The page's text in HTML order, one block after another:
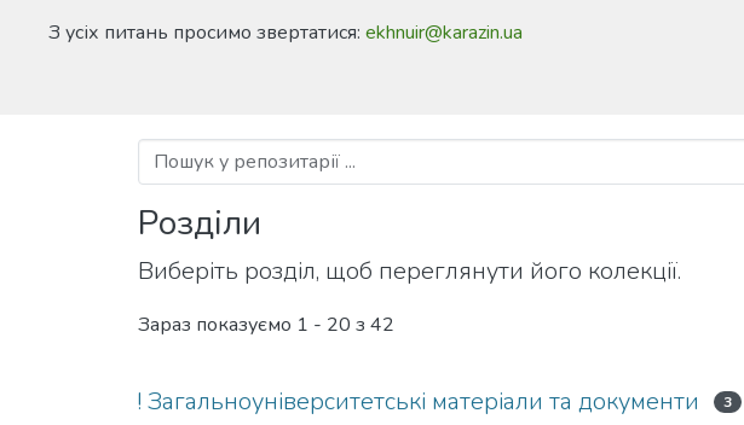
З усіх питань просимо звертатися: ekhnuir@karazin.ua
Розділи
Виберіть розділ, щоб переглянути його колекції.
Зараз показуємо 1 - 20 з 42
! Загальноуніверситетські матеріали та документи 3